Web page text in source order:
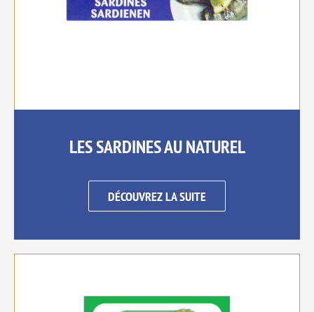
LES SARDINES AU NATUREL
DÉCOUVREZ LA SUITE